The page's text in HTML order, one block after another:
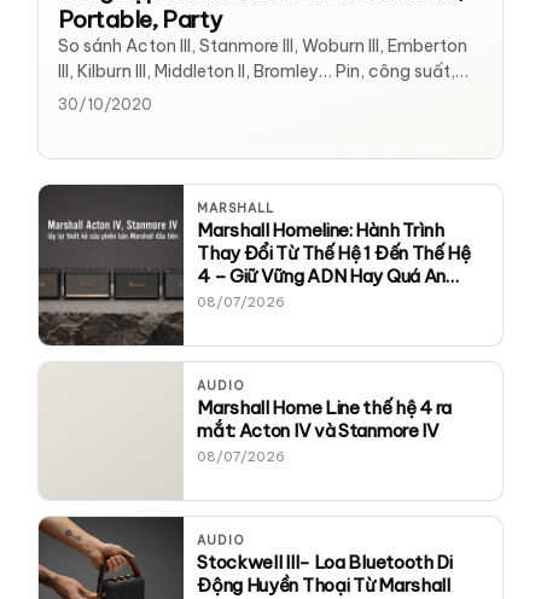
Portable, Party
So sánh Acton III, Stanmore III, Woburn III, Emberton
III, Kilburn III, Middleton II, Bromley… Pin, công suất,
chống nước. Hàng chính hãng tại District M.
30/10/2020
MARSHALL
Marshall Homeline: Hành Trình
Thay Đổi Từ Thế Hệ 1 Đến Thế Hệ
4 – Giữ Vững ADN Hay Quá An
Toàn?
08/07/2026
AUDIO
Marshall Home Line thế hệ 4 ra
mắt: Acton IV và Stanmore IV
08/07/2026
AUDIO
Stockwell III- Loa Bluetooth Di
Động Huyền Thoại Từ Marshall